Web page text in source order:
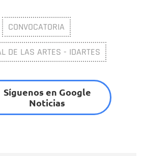
CONVOCATORIA
DE LAS ARTES - IDARTES
Síguenos en Google
Noticias